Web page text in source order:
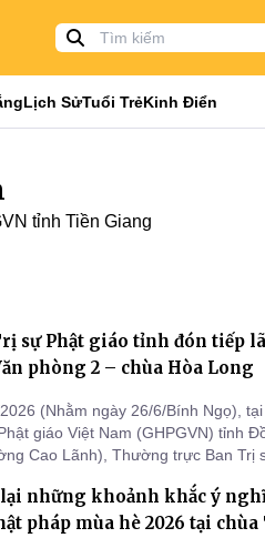
Lịch SửTuổi TrẻKinh Điển
tỉnh Tiền Giang
sự Phật giáo tỉnh đón tiếp
phòng 2 – chùa Hòa Long
(Nhằm ngày 26/6/Bính Ngọ),
giáo Việt Nam (GHPGVN) tỉnh
Cao Lãnh), Thường trực Ban Trị
Đào – Tỉnh ủy viên, Tân Giám
những khoảnh khắc ý
pháp mùa hè 2026 tại